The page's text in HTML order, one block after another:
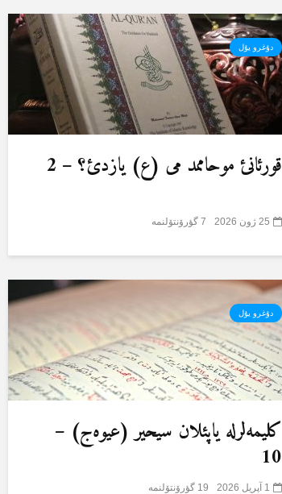
دۇغرو یۇل
قورئانئ موحاممد می (ع) یازدئ؟ – 2
25 ژون 2026 7 گؤرۆنتۆلنمە
دۇغرو یۇل
کلیمەلرلە یاپئلان سیحیر (عیوەج) –
10
1 آپریل 2026 19 گؤرۆنتۆلنمە